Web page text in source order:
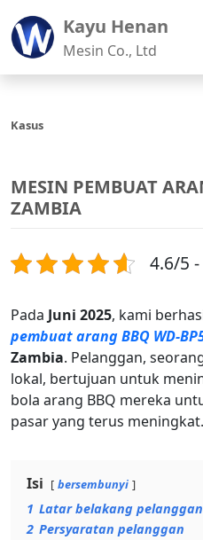
Kayu Henan
Mesin Co., Ltd
Kasus
MESIN PEMBUAT
ZAMBIA
4.6/5
Pada Juni 2025, kami
pembuat arang BBQ WD-
Zambia. Pelanggan,
lokal, bertujuan untuk
bola arang BBQ mereka
pasar yang terus meningkat.
Isi bersembunyi
1 Latar belakang pelanggan
2 Persyaratan pelanggan